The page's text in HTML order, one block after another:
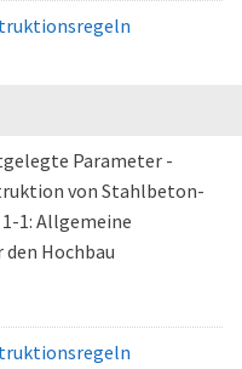
Parameter -
von Stahlbeton-
1: Allgemeine
Hochbau